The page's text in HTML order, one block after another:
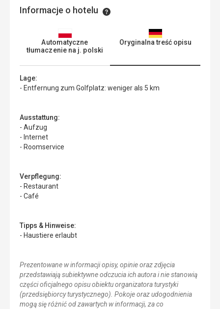
Automatyczne
tłumaczenie na j. polski
Oryginalna treść opisu
Lage:
- Entfernung zum Golfplatz: weniger als 5 km
Ausstattung:
- Aufzug
- Internet
- Roomservice
Verpflegung:
- Restaurant
- Café
Tipps & Hinweise:
- Haustiere erlaubt
Prezentowane w informacji opisy, opinie oraz zdjęcia
przedstawiają subiektywne odczucia ich autora i nie stanowią
części oficjalnego opisu obiektu organizatora turystyki
(przedsiębiorcy turystycznego). Pokoje oraz udogodnienia
mogą się różnić od zawartych w informacji, za co
Informacje o hotelu Informacje